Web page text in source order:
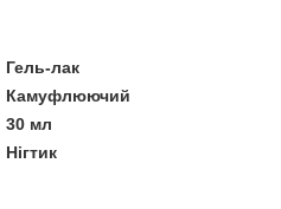
Гель-лак
Камуфлюючий
30 мл
Нігтик